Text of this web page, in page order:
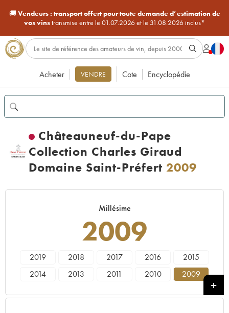
🚚Vendeurs : transport offert pour toute demande d’estimation de
vos vinstransmise entre le 01.07.2026 et le 31.08.2026 inclus*
Acheter VENDRE Cote Encyclopédie
Châteauneuf-du-Pape
Collection Charles Giraud
Domaine Saint-Préfert 2009
Millésime
2009
2019 2018 2017 2016
2015
2014
2013 2011 2010
2009